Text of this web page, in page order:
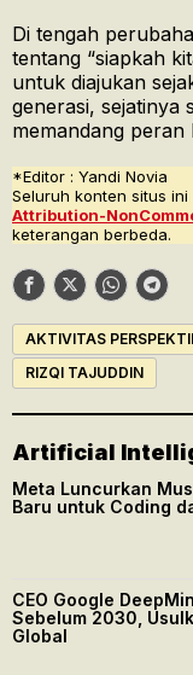
Di tengah
tentang “siapkah
untuk diajukan
generasi, sejatinya
memandang peran
*Editor : Yandi Novia
Seluruh konten situs
Attribution-
keterangan berbeda.
AKTIVITAS
RIZQI TAJUDDIN
Artificial
Meta Luncurkan
Baru untuk Coding
CEO Google
Sebelum 2030,
Global